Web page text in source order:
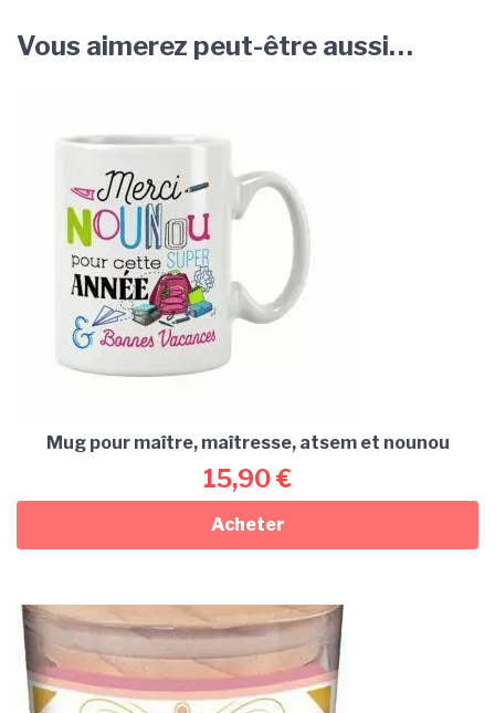
Vous aimerez peut-être aussi…
Mug pour maître, maîtresse, atsem et nounou
15,90€
Acheter